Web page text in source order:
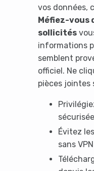
vos données,
Méfiez-vous
sollicités
informations
semblent
officiel. Ne
pièces jointes
Évitez
sans VPN